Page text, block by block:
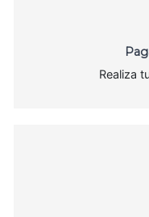
Realiza